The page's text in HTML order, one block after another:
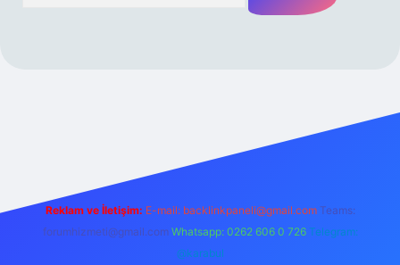
Reklam ve İletişim: E-mail: backlinkpaneli@gmail.com Teams:
forumhizmeti@gmail.com Whatsapp: 0262 606 0 726 Telegram:
@karabul